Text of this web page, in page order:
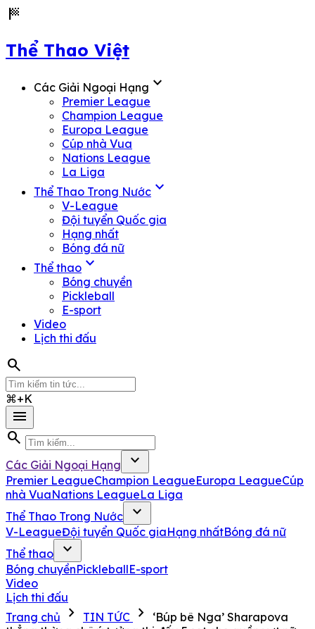
sports_score
Thể Thao Việt
Các Giải Ngoại Hạng expand_more
Premier League
Champion League
Europa League
Cúp nhà Vua
Nations League
La Liga
Thể Thao Trong Nước expand_more
V-League
Đội tuyển Quốc gia
Hạng nhất
Bóng đá nữ
Thể thao expand_more
Bóng chuyền
Pickleball
E-sport
Video
Lịch thi đấu
search
⌘+K
menu
search
Các Giải Ngoại Hạng expand_more
Premier LeagueChampion LeagueEuropa LeagueCúp
nhà VuaNations LeagueLa Liga
Thể Thao Trong Nước
expand_more
V-LeagueĐội tuyển Quốc giaHạng nhấtBóng đá nữ
Thể thao
expand_more
Bóng chuyềnPickleballE-sport
Video
Lịch thi đấu
Trang chủ
chevron_right TIN TỨC chevron_right
‘Búp bê Nga’ Sharapova